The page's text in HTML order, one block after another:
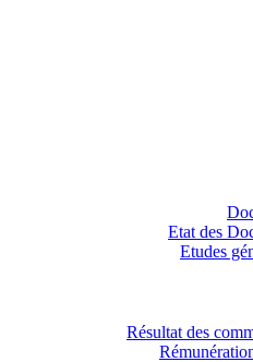
Etat des
Etudes
Résultat des